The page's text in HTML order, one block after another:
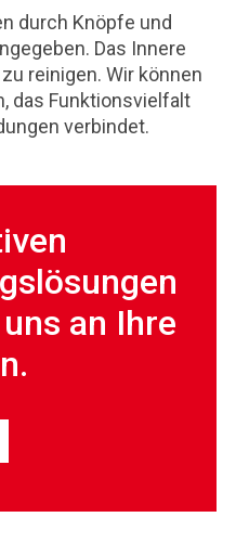
durch Knöpfe und
Das Innere
reinigen. Wir können
das Funktionsvielfalt
verbindet.
an Ihre